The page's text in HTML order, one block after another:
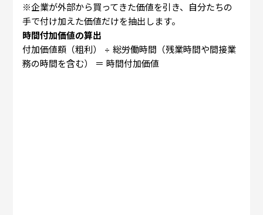
※企業が外部から買ってきた価値を引き、自分たちの
手で付け加えた価値だけを抽出します。
時間付加価値の算出
付加価値額（粗利） ÷ 総労働時間（残業時間や間接業
務の時間を含む） ＝ 時間付加価値